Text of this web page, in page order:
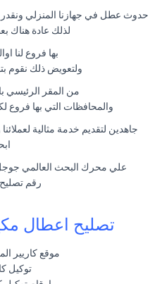
حدوث عطل في جهازنا المنزلي
لذلك عادة هناك
بها فروع لنا
ولتعويض ذلك نقوم
من المقر الرئيسي
والمحافظات التي بها فروع
جاهدين لتقديم خدمة مثالية
علي محرك البحث العالمي جوجل
رقم تصليح
تصليح اعطال
موقع كاريير
توكيل